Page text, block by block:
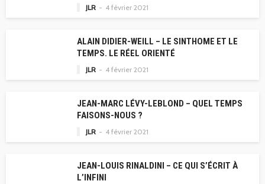
JLR 4 février 2021
ALAIN DIDIER-WEILL – LE SINTHOME ET LE
TEMPS. LE RÉEL ORIENTÉ
JLR 4 février 2021
JEAN-MARC LÉVY-LEBLOND – QUEL TEMPS
FAISONS-NOUS ?
JLR 4 février 2021
JEAN-LOUIS RINALDINI – CE QUI S’ÉCRIT À
L’INFINI